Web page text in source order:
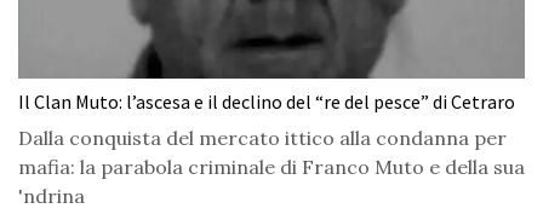
Il Clan Muto: l’ascesa e il declino del “re del pesce” di Cetraro
Dalla conquista del mercato ittico alla condanna per
mafia: la parabola criminale di Franco Muto e della sua
'ndrina